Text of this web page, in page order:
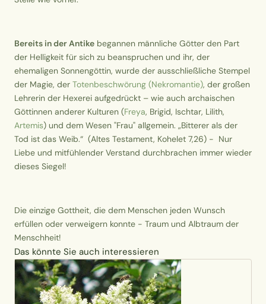
Bereits in der Antike begannen männliche Götter den Part
der Helligkeit für sich zu beanspruchen und ihr, der
ehemaligen Sonnengöttin, wurde der ausschließliche Stempel
der Magie, der Totenbeschwörung (Nekromantie), der großen
Lehrerin der Hexerei aufgedrückt – wie auch archaischen
Göttinnen anderer Kulturen (Freya, Brigid, Ischtar, Lilith,
Artemis) und dem Wesen "Frau" allgemein. „Bitterer als der
Tod ist das Weib.“ (Altes Testament, Kohelet 7,26) - Nur
Liebe und mitfühlender Verstand durchbrachen immer wieder
dieses Siegel!
Die einzige Gottheit, die dem Menschen jeden Wunsch
erfüllen oder verweigern konnte - Traum und Albtraum der
Menschheit!
Das könnte Sie auch interessieren